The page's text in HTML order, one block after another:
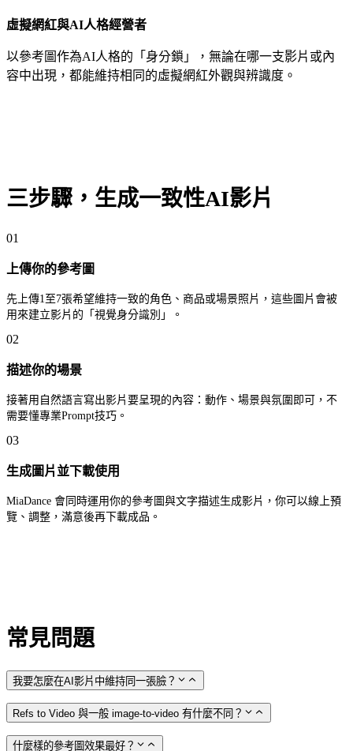
虛擬網紅與AI人格經營者
以參考圖作為AI人格的「身分鎖」，無論在哪一支影片或內
容中出現，都能維持相同的虛擬網紅外觀與辨識度。
三步驟，生成一致性AI影片
01
上傳你的參考圖
先上傳1至7張希望維持一致的角色、商品或場景照片，這些圖片會被
用來建立影片的「視覺身分識別」。
02
描述你的場景
接著用自然語言寫出影片要呈現的內容：動作、場景與氛圍即可，不
需要懂專業Prompt技巧。
03
生成圖片並下載使用
MiaDance 會同時運用你的參考圖與文字描述生成影片，你可以線上預
覽、調整，滿意後再下載成品。
常見問題
我要怎麼在AI影片中維持同一張臉？
Refs to Video 與一般 image-to-video 有什麼不同？
什麼樣的參考圖效果最好？